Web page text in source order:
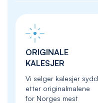
ORIGINALE
KALESJER
Vi selger kalesjer sydd
etter originalmalene
for Norges mest